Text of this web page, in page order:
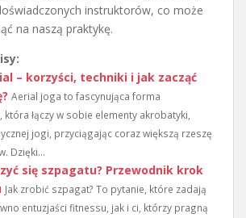
instruktorów, co może
na naszą praktykę.
– korzyści, techniki i jak zacząć
Aerial joga to fascynująca forma
która łączy w sobie elementy akrobatyki,
jogi, przyciągając coraz większą rzeszę
Dzięki...
się szpagatu? Przewodnik krok
Jak zrobić szpagat? To pytanie, które zadają
entuzjaści fitnessu, jak i ci, którzy pragną